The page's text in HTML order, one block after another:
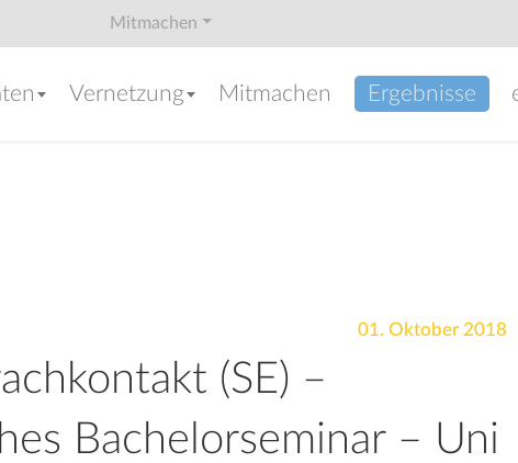
Mitmachen
Vernetzung Mitmachen Ergebnisse
01. Oktober 2018
(SE) –
Bachelorseminar – Uni